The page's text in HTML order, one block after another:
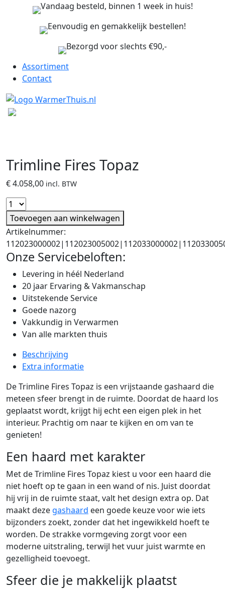
Vandaag besteld, binnen 1 week in huis!
Eenvoudig en gemakkelijk bestellen!
Bezorgd voor slechts €90,-
Assortiment
Contact
Trimline Fires Topaz
€4.058,00 incl. BTW
Toevoegen aan winkelwagen
Artikelnummer:
Onze Servicebeloften:
Levering in héél Nederland
20 jaar Ervaring & Vakmanschap
Uitstekende Service
Goede nazorg
Vakkundig in Verwarmen
Van alle markten thuis
Beschrijving
Extra informatie
De Trimline Fires Topaz is een vrijstaande gashaard die
meteen sfeer brengt in de ruimte. Doordat de haard los
geplaatst wordt, krijgt hij echt een eigen plek in het
interieur. Prachtig om naar te kijken en om van te
genieten!
Een haard met karakter
Met de Trimline Fires Topaz kiest u voor een haard die
niet hoeft op te gaan in een wand of nis. Juist doordat
hij vrij in de ruimte staat, valt het design extra op. Dat
maakt deze gashaard een goede keuze voor wie iets
bijzonders zoekt, zonder dat het ingewikkeld hoeft te
worden. De strakke vormgeving zorgt voor een
moderne uitstraling, terwijl het vuur juist warmte en
gezelligheid toevoegt.
Sfeer die je makkelijk plaatst